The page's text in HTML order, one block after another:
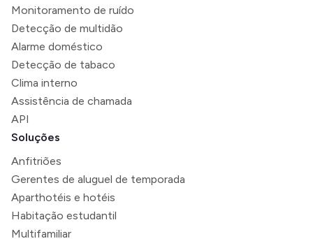
Monitoramento de ruído
Detecção de multidão
Alarme doméstico
Detecção de tabaco
Clima interno
Assistência de chamada
API
Soluções
Anfitriões
Gerentes de aluguel de temporada
Aparthotéis e hotéis
Habitação estudantil
Multifamiliar